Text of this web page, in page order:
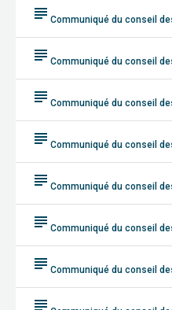
subject Communiqué du conseil
subject Communiqué du conseil
subject Communiqué du conseil
subject Communiqué du conseil
subject Communiqué du conseil
subject Communiqué du conseil
subject Communiqué du conseil
subject